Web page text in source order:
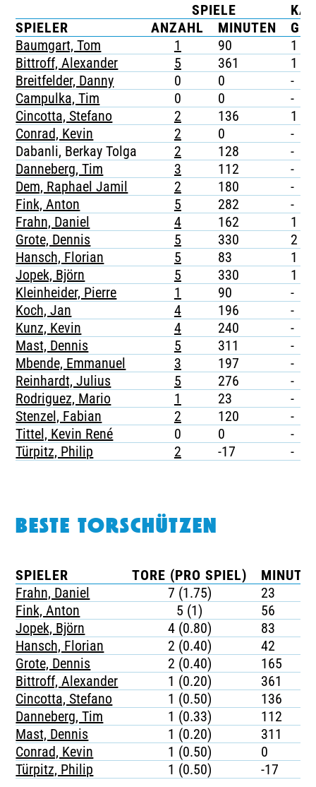
TICKETING
SPIELE
SPIELER
ANZAHL MINUTEN G
Baumgart, Tom
1 90 1
Bittroff, Alexander
5 361 1
Breitfelder, Danny
0 0 -
Campulka, Tim
0 0 -
Cincotta, Stefano
2 136 1
Conrad, Kevin
2 0 -
Dabanli, Berkay Tolga
2 128 -
Danneberg, Tim
3 112 -
Dem, Raphael Jamil
2 180 -
Fink, Anton
5 282 -
Frahn, Daniel
4 162 1
Grote, Dennis
5 330 2
Hansch, Florian
5 83 1
Jopek, Björn
5 330 1
Kleinheider, Pierre
1 90 -
Koch, Jan
4 196 -
Kunz, Kevin
4 240 -
Mast, Dennis
5 311 -
Mbende, Emmanuel
3 197 -
Reinhardt, Julius
5 276 -
Rodriguez, Mario
1 23 -
Stenzel, Fabian
2 120 -
Tittel, Kevin René
0 0 -
Türpitz, Philip
2 -17 -
BESTE TORSCHÜTZEN
SPIELER TORE (PRO SPIEL)
Frahn, Daniel
7 (1.75)
23
Fink, Anton
5 (1)
56
Jopek, Björn
4 (0.80)
83
Hansch, Florian
2 (0.40)
42
Grote, Dennis
2 (0.40)
165
Bittroff, Alexander
1 (0.20)
361
Cincotta, Stefano
1 (0.50)
136
Danneberg, Tim
1 (0.33)
112
Mast, Dennis
1 (0.20)
311
Conrad, Kevin
1 (0.50)
0
Türpitz, Philip
1 (0.50) -17